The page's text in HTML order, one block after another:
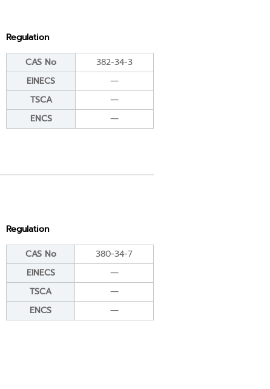
Regulation
CAS No
382-34-3
EINECS
―
TSCA
―
ENCS
―
Regulation
CAS No
380-34-7
EINECS
―
TSCA
―
ENCS
―